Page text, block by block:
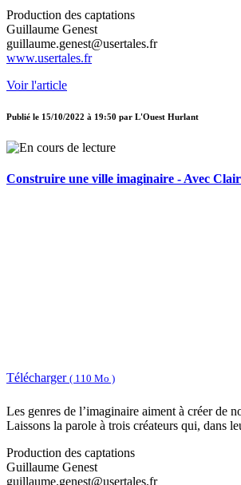
Production des captations
Guillaume Genest
guillaume.genest@usertales.fr
www.usertales.fr
Voir l'article
Publié le 15/10/2022 à 19:50 par L'Ouest Hurlant
Construire une ville imaginaire - Avec
Télécharger ( 110 Mo )
Les genres de l’imaginaire aiment à créer de
Laissons la parole à trois créateurs qui, dans
Production des captations
Guillaume Genest
guillaume.genest@usertales.fr